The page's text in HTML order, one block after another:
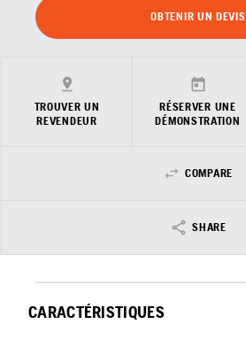
OBTENIR UN DEVIS
TROUVER UN
REVENDEUR
RÉSERVER UNE
DÉMONSTRATION
COMPARE
SHARE
CARACTÉRISTIQUES